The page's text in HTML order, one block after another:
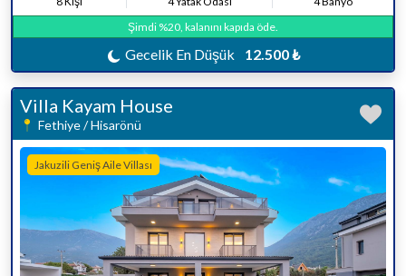
Şimdi %20, kalanını kapıda öde.
Gecelik En Düşük 12.500 ₺
Villa Kayam House
Fethiye / Hisarönü
Jakuzili Geniş Aile Villası